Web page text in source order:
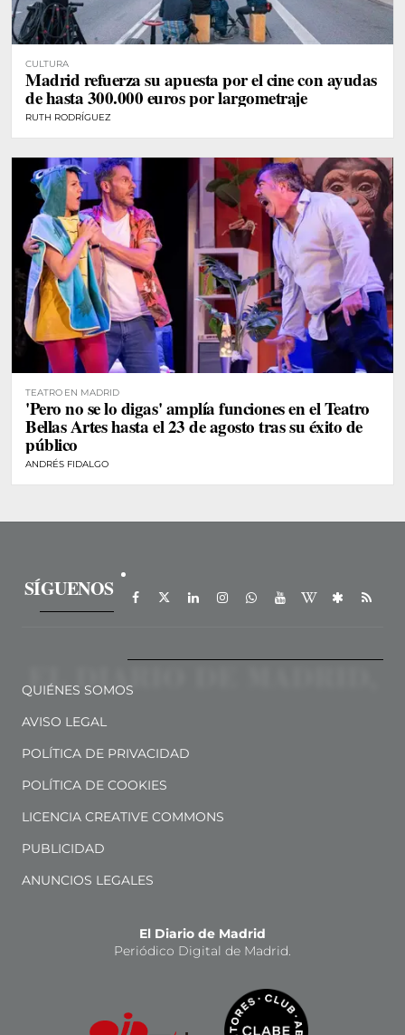
CULTURA
Madrid refuerza su apuesta por el cine con ayudas
de hasta 300.000 euros por largometraje
RUTH RODRÍGUEZ
TEATRO EN MADRID
'Pero no se lo digas' amplía funciones en el Teatro
Bellas Artes hasta el 23 de agosto tras su éxito de
público
ANDRÉS FIDALGO
SÍGUENOS
QUIÉNES SOMOS
AVISO LEGAL
POLÍTICA DE PRIVACIDAD
POLÍTICA DE COOKIES
LICENCIA CREATIVE COMMONS
PUBLICIDAD
ANUNCIOS LEGALES
El Diario de Madrid
Periódico Digital de Madrid.